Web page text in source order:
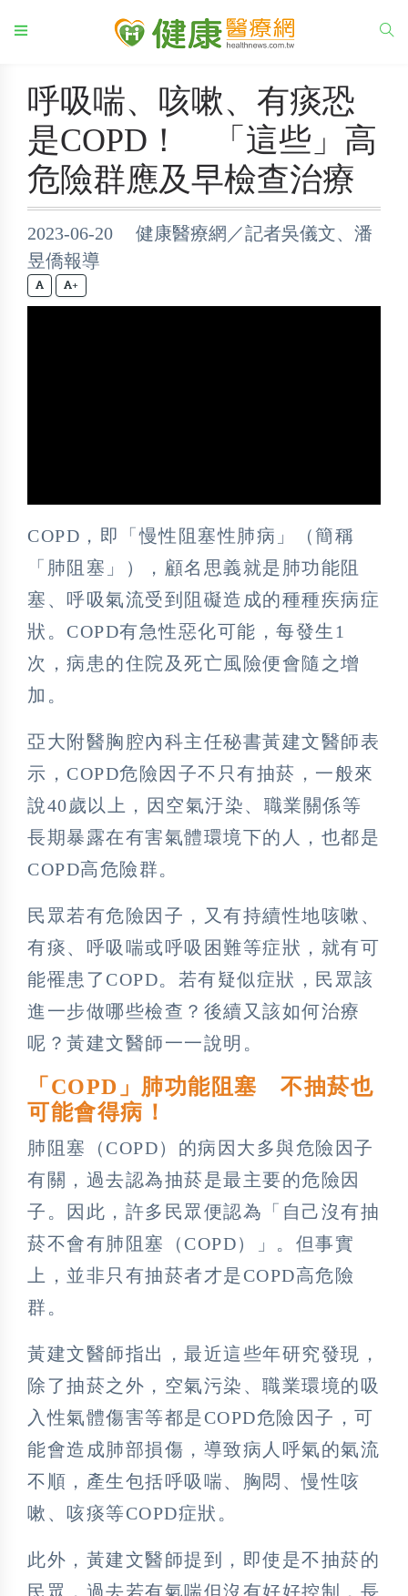
呼吸喘、咳嗽、有痰恐
是COPD！ 「這些」高
危險群應及早檢查治療
2023-06-20 健康醫療網／記者吳儀文、潘
昱僑報導
+
COPD，即「慢性阻塞性肺病」（簡稱
「肺阻塞」），顧名思義就是肺功能阻
塞、呼吸氣流受到阻礙造成的種種疾病症
狀。COPD有急性惡化可能，每發生1
次，病患的住院及死亡風險便會隨之增
加。
亞大附醫胸腔內科主任秘書黃建文醫師表
示，COPD危險因子不只有抽菸，一般來
說40歲以上，因空氣汙染、職業關係等
長期暴露在有害氣體環境下的人，也都是
COPD高危險群。
民眾若有危險因子，又有持續性地咳嗽、
有痰、呼吸喘或呼吸困難等症狀，就有可
能罹患了COPD。若有疑似症狀，民眾該
進一步做哪些檢查？後續又該如何治療
呢？黃建文醫師一一說明。
「COPD」肺功能阻塞 不抽菸也
可能會得病！
肺阻塞（COPD）的病因大多與危險因子
有關，過去認為抽菸是最主要的危險因
子。因此，許多民眾便認為「自己沒有抽
菸不會有肺阻塞（COPD）」。但事實
上，並非只有抽菸者才是COPD高危險
群。
黃建文醫師指出，最近這些年研究發現，
除了抽菸之外，空氣污染、職業環境的吸
入性氣體傷害等都是COPD危險因子，可
能會造成肺部損傷，導致病人呼氣的氣流
不順，產生包括呼吸喘、胸悶、慢性咳
嗽、咳痰等COPD症狀。
此外，黃建文醫師提到，即使是不抽菸的
民眾，過去若有氣喘但沒有好好控制，長